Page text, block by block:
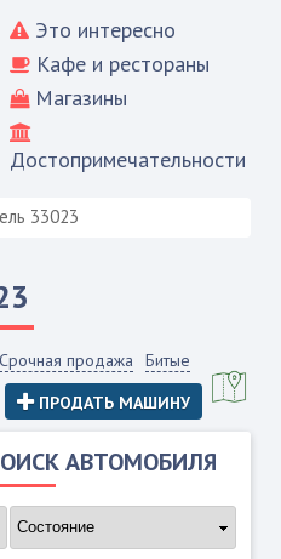
Это интересно
Кафе и рестораны
Магазины
Достопримечательности
33023
Срочная продажа
Битые
ПРОДАТЬ МАШИНУ
АВТОМОБИЛЯ